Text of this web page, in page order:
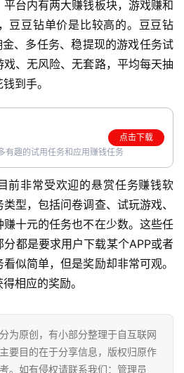
注册
台内有两大赚钱板块，游戏赚和
豆豆钻单价是比较高的。豆豆钻
、多任务、稳提现的游戏任务试
、无风险、无套路，平均每天抽
到手。
有趣的试用任务和应用赚钱任务
点击下载
前非常受欢迎的悬赏任务赚钱软
型，包括问卷调查、试玩游戏、
十元的任务也不在少数。这些任
都是要求用户下载某个APP或者
似简单，但是奖励却非常可观。
相应的奖励。
为原创，有小部分整理于自互联网
要目的在于分享信息，版权归原作
。如有侵权请联系我们：管理员